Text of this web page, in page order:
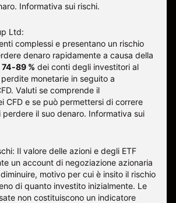
Informativa sui rischi.
Ltd:
complessi e presentano un rischio
denaro rapidamente a causa della
74-89 % dei conti degli investitori al
monetarie in seguito a
Valuti se comprende il
CFD e se può permettersi di correre
perdere il suo denaro. Informativa sui
Il valore delle azioni e degli ETF
un account di negoziazione azionaria
motivo per cui è insito il rischio
di quanto investito inizialmente. Le
non costituiscono un indicatore